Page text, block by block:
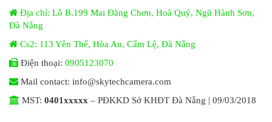
Địa chỉ: Lô B.199 Mai Đăng Chơn, Hoà Quý, Ngũ Hành Sơn,
Đà Nẵng
Cs2: 113 Yên Thế, Hòa An, Cẩm Lệ, Đà Nẵng
Điện thoại: 0905123070
Mail contact: info@skytechcamera.com
MST: 0401xxxxx – PĐKKD Sở KHĐT Đà Nẵng | 09/03/2018